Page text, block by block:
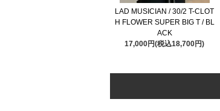
LAD MUSICIAN / 30/2 T-CLOT
H FLOWER SUPER BIG T / BL
ACK
17,000円(税込18,700円)